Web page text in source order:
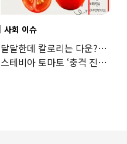
사회 이슈
달달한데 칼로리는 다운?…
스테비아 토마토 ‘충격 진실’